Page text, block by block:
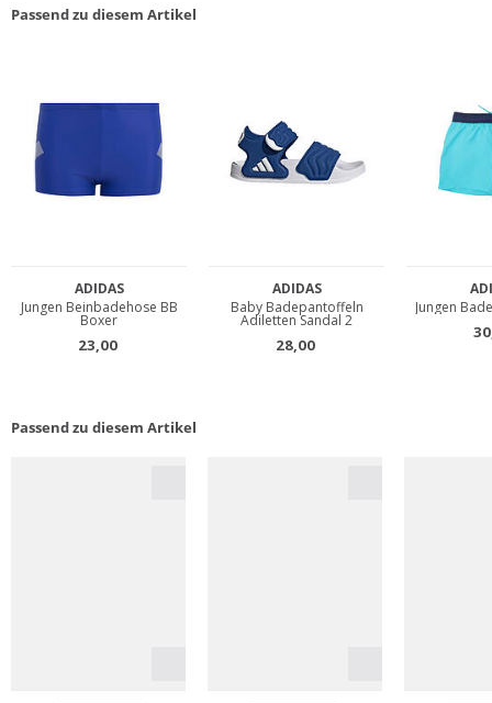
Passend zu diesem Artikel
Passend zu diesem Artikel